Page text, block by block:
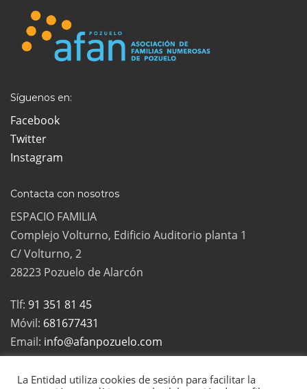
Síguenos en:
Facebook
Twitter
Instagram
Contacta con nosotros
ESPACIO FAMILIA
Complejo Volturno, Edificio Auditorio planta 1
C/ Volturno, 2
28223 Pozuelo de Alarcón
Tlf: 91 351 81 45
Móvil: 681677431
Email: info@afanpozuelo.com
La Entidad utiliza cookies de sesión para facilitar la